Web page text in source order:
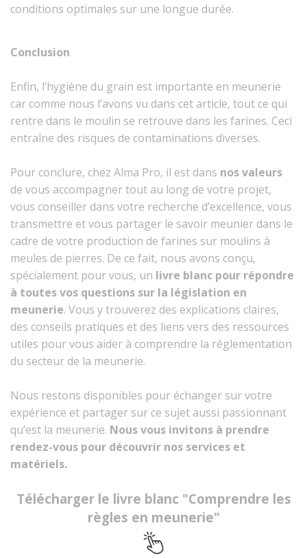
conditions optimales sur une longue durée.
Conclusion
Enfin, l’hygiène du grain est importante en meunerie
car comme nous l’avons vu dans cet article, tout ce qui
rentre dans le moulin se retrouve dans les farines. Ceci
entraîne des risques de contaminations diverses.
Pour conclure, chez Alma Pro, il est dans nos valeurs
de vous accompagner tout au long de votre projet,
vous conseiller dans votre recherche d’excellence, vous
transmettre et vous partager le savoir meunier dans le
cadre de votre production de farines sur moulins à
meules de pierres. De ce fait, nous avons conçu,
spécialement pour vous, un livre blanc pour répondre
à toutes vos questions sur la législation en
meunerie. Vous y trouverez des explications claires,
des conseils pratiques et des liens vers des ressources
utiles pour vous aider à comprendre la réglementation
du secteur de la meunerie.
Nous restons disponibles pour échanger sur votre
expérience et partager sur ce sujet aussi passionnant
qu’est la meunerie. Nous vous invitons à prendre
rendez-vous pour découvrir nos services et
matériels.
Télécharger le livre blanc "Comprendre les
règles en meunerie"